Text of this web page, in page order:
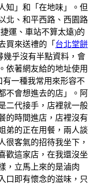
知」和「在地味」。但
北、和平西路、西園路
運、車站不算太遠)的
買來送禮的「 台北堂餅
幾乎沒有半點資料，會
依著網友給的地址使用
有一種我常用來形容不
不會想進去的店」。阿
二代接手，店裡就一般
的時間進店，店裡沒有
弟的正在用餐，兩人談
很客氣的招待我坐下，
歡這家店，在我還沒坐
，立馬上來的是滷肉
口即有懷念的滋味，只